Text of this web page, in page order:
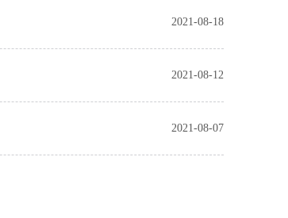
2021-08-18
2021-08-12
2021-08-07